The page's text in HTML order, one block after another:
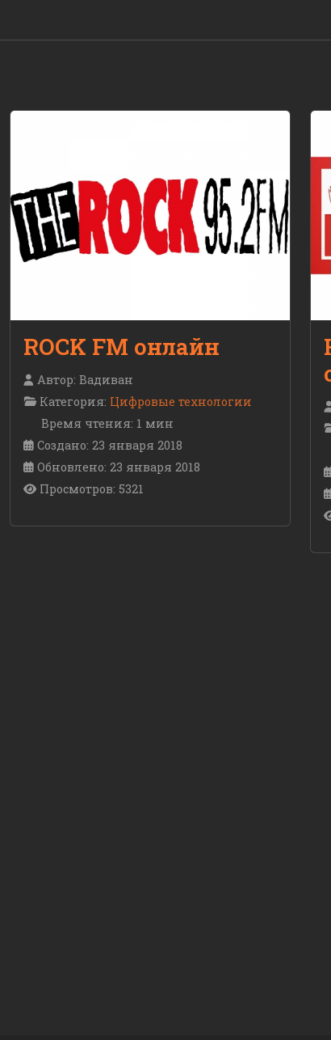
ROCK FM онлайн
Автор: Вадиван
Категория: Цифровые технологии
Время чтения: 1 мин
Создано: 23 января 2018
Обновлено: 23 января 2018
Просмотров: 5321